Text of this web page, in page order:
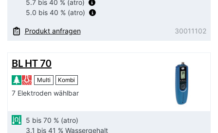
5.7 bis 40 % (atro)
5.0 bis 40 % (atro)
Produkt anfragen 30011102
BL HT 70
Multi Kombi
7 Elektroden wählbar
5 bis 70 % (atro)
3.1 bis 41 % Wassergehalt